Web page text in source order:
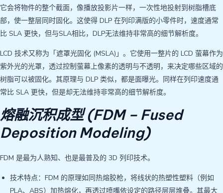
它会将物件的整个截面，像播放投影片一样，一次性地投射到树脂槽底
部，使一整层同时固化。这使得 DLP 在列印满版的小零件时，速度通常
比 SLA 更快，但与SLA相比，DLP无法维持非常高的细节解析度。
LCD 技术又称为「遮罩光固化 (MSLA)」。它使用一整片的 LCD 萤幕作为
紫外光的光罩，透过控制萤幕上像素的透明与不透明，来决定哪些区域的
树脂可以被固化。其原理与 DLP 类似，都是面曝光。同样在列印速度通
常比 SLA 更快，但是却无法维持非常高的细节解析度。
熔融沉积成型 (FDM – Fused
Deposition Modeling)
FDM 是最为人熟知、也是最普及的 3D 列印技术。
技术特点：FDM 的原理如同热熔胶枪，将线状的热塑性塑料（例如
PLA、ABS）加热熔化，再透过喷嘴依设定的路径层层堆叠。其最大